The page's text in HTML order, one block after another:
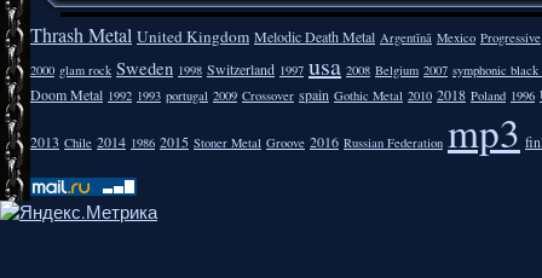
Thrash Metal United Kingdom Melodic Death Metal Argentīnā Mexico Progressive
2000 glam rock Sweden 1998 Switzerland 1997 usa 2008 Belgium 2007 symphonic
Doom Metal 1992 1993 portugal 2009 Crossover spain Gothic Metal 2010 2018 Poland 1996
2013 Chile 2014 1986 2015 Stoner Metal Groove 2016 Russian Federation mp3